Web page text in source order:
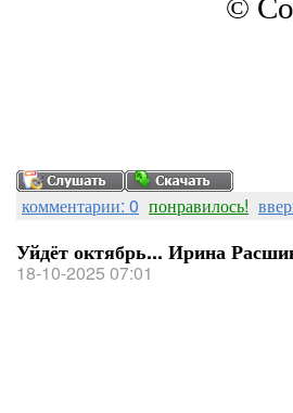
©
комментарии: 0 понравилось!
Уйдёт октябрь... Ирина
18-10-2025 07:01